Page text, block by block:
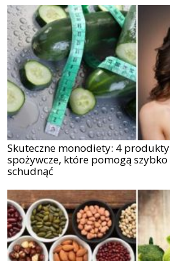
Skuteczne monodiety: 4 produkty
spożywcze, które pomogą szybko
schudnąć